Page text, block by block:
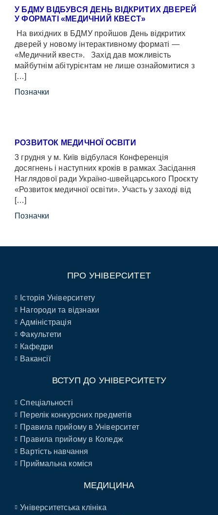
У БДМУ ВІДБУВСЯ ДЕНЬ ВІДКРИТИХ ДВЕРЕЙ
У ФОРМАТІ «МЕДИЧНИЙ КВЕСТ»
На вихідних в БДМУ пройшов День відкритих
дверей у новому інтерактивному форматі —
«Медичний квест». Захід дав можливість
майбутнім абітурієнтам не лише ознайомитися з
[…]
Позначки
РОЗВИТОК МЕДИЧНОЇ ОСВІТИ
3 грудня у м. Київ відбулася Конференція
досягнень і наступних кроків в рамках Засідання
Наглядової ради Україно-швейцарського Проєкту
«Розвиток медичної освіти». Участь у заході від
[…]
Позначки
ПРО УНІВЕРСИТЕТ
Історія Університету
Нагороди та відзнаки
Адміністрація
Факультети
Кафедри
Вакансії
ВСТУП ДО УНІВЕРСИТЕТУ
Спеціальності
Перелік конкурсних предметів
Правила прийому в Університет
Правила прийому в Коледж
Вартість навчання
Приймальна коміся
МЕДИЦИНА
Університетська клініка